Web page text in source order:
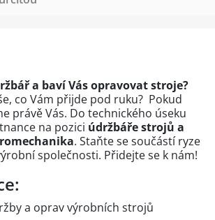
a baví Vás opravovat stroje?
co Vám přijde pod ruku? Pokud
právě Vás. Do technického úseku
na pozici údržbáře strojů a
. Staňte se součástí ryze
společnosti. Přidejte se k nám!
a oprav výrobních strojů